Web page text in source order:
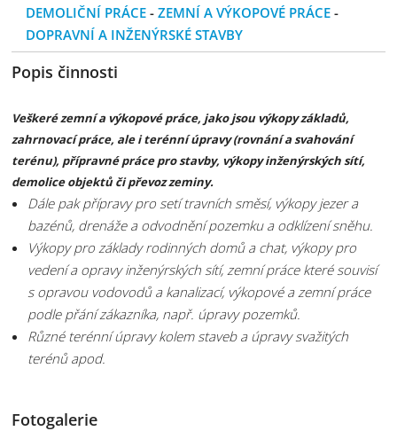
DEMOLIČNÍ PRÁCE -ZEMNÍ A VÝKOPOVÉ PRÁCE -
DOPRAVNÍ A INŽENÝRSKÉ STAVBY
Popis činnosti
Veškeré zemní a výkopové práce, jako jsou výkopy základů,
zahrnovací práce, ale i terénní úpravy (rovnání a svahování
terénu), přípravné práce pro stavby, výkopy inženýrských sítí,
demolice objektů či převoz zeminy.
Dále pak přípravy pro setí travních směsí, výkopy jezer a
bazénů, drenáže a odvodnění pozemku a odklízení sněhu.
Výkopy pro základy rodinných domů a chat, výkopy pro
vedení a opravy inženýrských sítí, zemní práce které souvisí
s opravou vodovodů a kanalizací, výkopové a zemní práce
podle přání zákazníka, např. úpravy pozemků.
Různé terénní úpravy kolem staveb a úpravy svažitých
terénů apod.
Fotogalerie